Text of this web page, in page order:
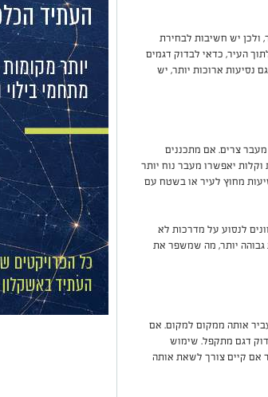
ולכן יש חשיבות לבחירת
העיר, כדאי לבדוק דגמים
נסיעות ארוכות יותר, יש
צרים. אם מתכננים
וקלות יאפשרו מעבר נוח יותר
מחוץ לעיר או בשטח עם
לנסוע על מדרכות לא
גבוהה יותר, מה שמשפר את
אותה ממקום למקום. אם
דגם מתקפל. שימוש
אם קיים צורך לשאת אותה